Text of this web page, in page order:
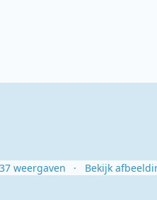
weergaven Bekijk